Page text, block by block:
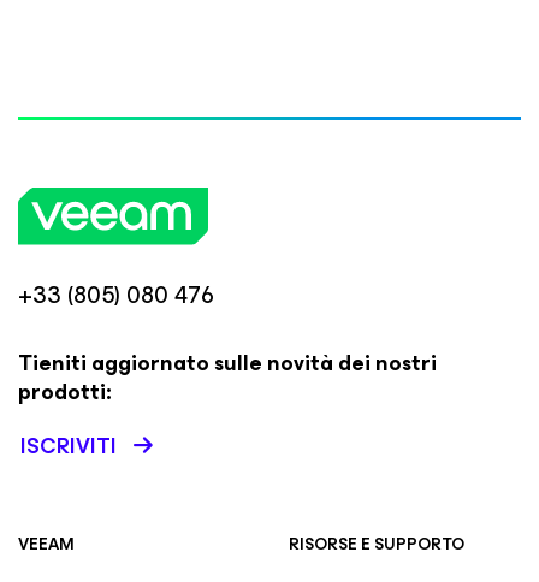
+33 (805) 080 476
Tieniti aggiornato sulle novità dei nostri
prodotti:
ISCRIVITI
VEEAM
RISORSE E SUPPORTO